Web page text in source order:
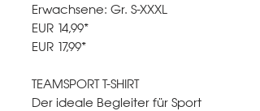
Erwachsene: Gr. S-XXXL
EUR 14,99*
EUR 17,99*
TEAMSPORT T-SHIRT
Der ideale Begleiter für Sport